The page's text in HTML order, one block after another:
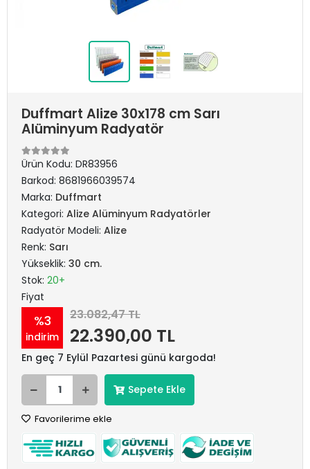
Duffmart Alize 30x178 cm Sarı
Alüminyum Radyatör
Ürün Kodu: DR83956
Barkod: 8681966039574
Marka: Duffmart
Kategori: Alize Alüminyum Radyatörler
Radyatör Modeli: Alize
Renk: Sarı
Yükseklik: 30 cm.
Stok: 20+
Fiyat
%3
indirim
23.082,47 TL
22.390,00 TL
En geç 7 Eylül Pazartesi günü kargoda!
Sepete Ekle
Favorilerime ekle